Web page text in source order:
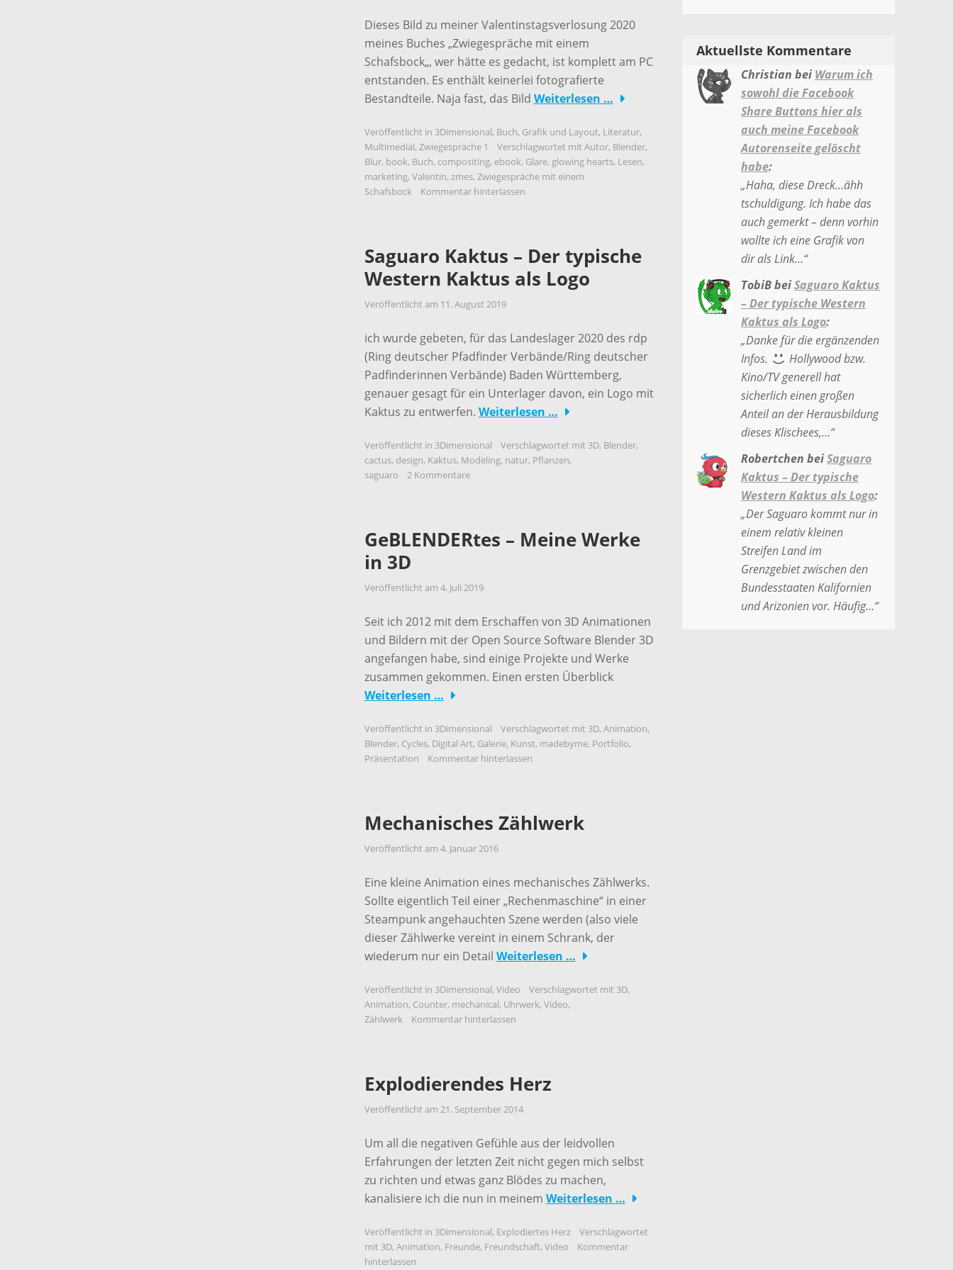
Dieses Bild zu meiner Valentinstagsverlosung 2020
meines Buches „Zwiegespräche mit einem
Schafsbock„, wer hätte es gedacht, ist komplett am PC
entstanden. Es enthält keinerlei fotografierte
Bestandteile. Naja fast, das Bild Weiterlesen …
Veröffentlicht in 3Dimensional, Buch, Grafik und Layout, Literatur,
Multimedial, Zwiegespräche 1 Verschlagwortet mit Autor, Blender,
Blur, book, Buch, compositing, ebook, Glare, glowing hearts, Lesen,
marketing, Valentin, zmes, Zwiegespräche mit einem
Schafsbock
Kommentar hinterlassen
Saguaro Kaktus – Der typische
Western Kaktus als Logo
Veröffentlicht am 11. August 2019
ich wurde gebeten, für das Landeslager 2020 des rdp
(Ring deutscher Pfadfinder Verbände/Ring deutscher
Padfinderinnen Verbände) Baden Württemberg,
genauer gesagt für ein Unterlager davon, ein Logo mit
Kaktus zu entwerfen. Weiterlesen …
Veröffentlicht in 3Dimensional Verschlagwortet mit 3D, Blender,
cactus, design, Kaktus, Modeling, natur, Pflanzen,
saguaro
2 Kommentare
GeBLENDERtes – Meine Werke
in 3D
Veröffentlicht am 4. Juli 2019
Seit ich 2012 mit dem Erschaffen von 3D Animationen
und Bildern mit der Open Source Software Blender 3D
angefangen habe, sind einige Projekte und Werke
zusammen gekommen. Einen ersten Überblick
Weiterlesen …
Veröffentlicht in 3Dimensional Verschlagwortet mit 3D, Animation,
Blender, Cycles, Digital Art, Galerie, Kunst, madebyme, Portfolio,
Präsentation
Kommentar hinterlassen
Mechanisches Zählwerk
Veröffentlicht am 4. Januar 2016
Eine kleine Animation eines mechanisches Zählwerks.
Sollte eigentlich Teil einer „Rechenmaschine“ in einer
Steampunk angehauchten Szene werden (also viele
dieser Zählwerke vereint in einem Schrank, der
wiederum nur ein Detail Weiterlesen …
Veröffentlicht in 3Dimensional, Video Verschlagwortet mit 3D,
Animation, Counter, mechanical, Uhrwerk, Video,
Zählwerk
Kommentar hinterlassen
Explodierendes Herz
Veröffentlicht am 21. September 2014
Um all die negativen Gefühle aus der leidvollen
Erfahrungen der letzten Zeit nicht gegen mich selbst
zu richten und etwas ganz Blödes zu machen,
kanalisiere ich die nun in meinem Weiterlesen …
Veröffentlicht in 3Dimensional, Explodiertes Herz
Verschlagwortet
mit 3D, Animation, Freunde, Freundschaft, Video
Kommentar
hinterlassen
Aktuellste Kommentare
Christian bei Warum ich
sowohl die Facebook
Share Buttons hier als
auch meine Facebook
Autorenseite gelöscht
habe:
„Haha, diese Dreck…ähh
tschuldigung. Ich habe das
auch gemerkt – denn vorhin
wollte ich eine Grafik von
dir als Link…“
TobiBbeiSaguaro Kaktus
– Der typische Western
Kaktus als Logo:
„Danke für die ergänzenden
Infos.
Hollywood bzw.
Kino/TV generell hat
sicherlich einen großen
Anteil an der Herausbildung
dieses Klischees,…“
Robertchen beiSaguaro
Kaktus – Der typische
Western Kaktus als Logo:
„Der Saguaro kommt nur in
einem relativ kleinen
Streifen Land im
Grenzgebiet zwischen den
Bundesstaaten Kalifornien
und Arizonien vor. Häufig…“